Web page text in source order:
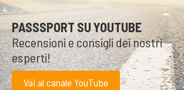
PASSSPORT SU YOUTUBE
Recensioni e consigli dei nostri
esperti!
Vai al canale YouTube